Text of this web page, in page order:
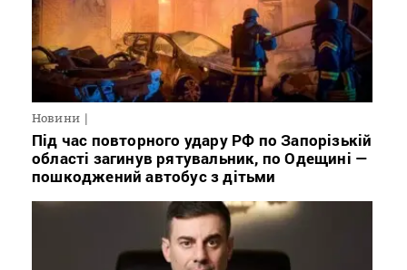
Новини
Під час повторного удару РФ по Запорізькій
області загинув рятувальник, по Одещині —
пошкоджений автобус з дітьми